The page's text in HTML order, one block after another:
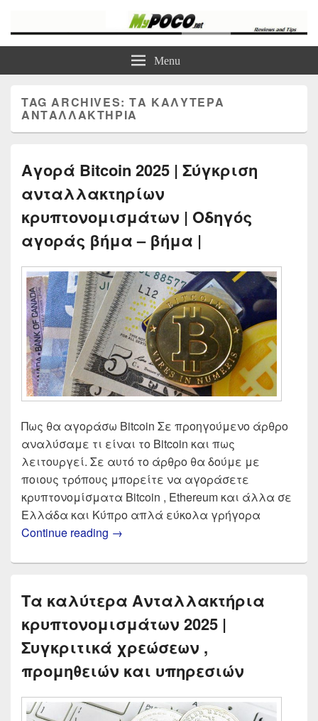
Τα καλύτερα Reviews , Συγκρίσεις , VPN , Webhosting
Menu
TAG ARCHIVES:ΤΑ ΚΑΛΎΤΕΡΑ
ΑΝΤΑΛΛΑΚΤΉΡΙΑ
Αγορά Bitcoin 2025 | Σύγκριση
ανταλλακτηρίων
κρυπτονομισμάτων | Οδηγός
αγοράς βήμα – βήμα |
Πως θα αγοράσω Bitcoin Σε προηγούμενο άρθρο
αναλύσαμε τι είναι το Bitcoin και πως
λειτουργεί. Σε αυτό το άρθρο θα δούμε με
ποιους τρόπους μπορείτε να αγοράσετε
κρυπτονομίσματα Bitcoin , Ethereum και άλλα σε
Ελλάδα και Κύπρο απλά εύκολα γρήγορα
Continue reading Αγορά Bitcoin 2025 | Σύγκριση
→
Τα καλύτερα Ανταλλακτήρια
κρυπτονομισμάτων 2025 |
Συγκριτικά χρεώσεων ,
προμηθειών και υπηρεσιών